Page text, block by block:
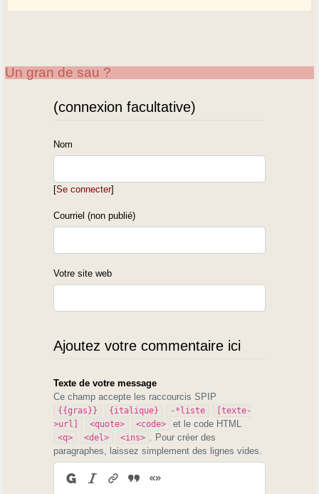
Un gran de sau ?
(connexion facultative)
Nom
[Se connecter]
Courriel (non publié)
Votre site web
Ajoutez votre commentaire ici
Texte de votre message
Ce champ accepte les raccourcis SPIP
{{gras}} {italique} -*liste
[texte-
>url]
<quote> <code> et le code HTML
<q> <del> <ins>
. Pour créer des
paragraphes, laissez simplement des lignes vides.